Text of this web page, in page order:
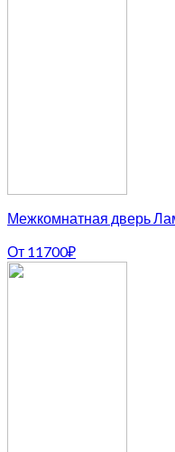
Межкомнатная дверь
От 11700₽